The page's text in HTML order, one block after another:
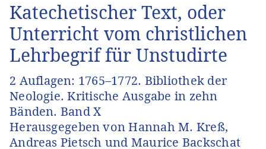
Katechetischer Text, oder
Unterricht vom christlichen
Lehrbegrif für Unstudirte
2 Auflagen: 1765–1772. Bibliothek der
Neologie. Kritische Ausgabe in zehn
Bänden. Band X
Herausgegeben von Hannah M. Kreß,
Andreas Pietsch und Maurice Backschat